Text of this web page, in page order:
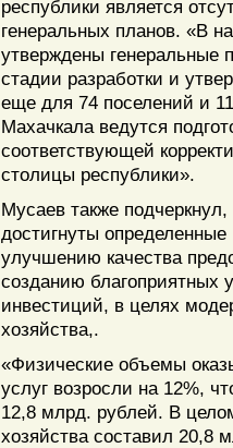
республики является
генеральных планов. «В
утверждены генеральные
стадии разработки и
еще для 74 поселений и
Махачкала ведутся
соответствующей
столицы республики».
Мусаев также
достигнуты
улучшению качества
созданию благоприятных
инвестиций, в целях
хозяйства,.
«Физические объемы
услуг возросли на 12%,
12,8 млрд. рублей. В
хозяйства составил 20,8